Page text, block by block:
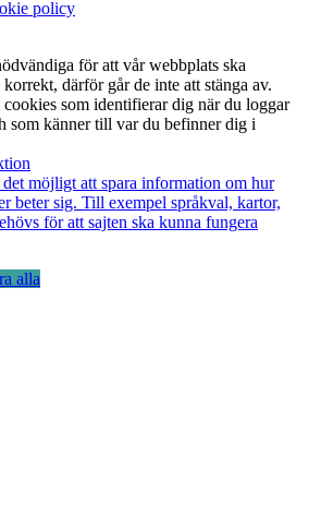
policy
för att vår webbplats ska
därför går de inte att stänga av.
som identifierar dig när du loggar
som känner till var du befinner dig i
möjligt att spara information om hur
beter sig. Till exempel språkval, kartor,
för att sajten ska kunna fungera
alla